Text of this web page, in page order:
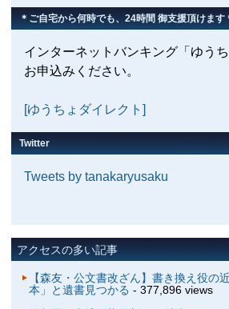
＊ご自宅から何時でも、24時間 御支援頂けます
インターネットバンキング「ゆう
お申込みください。
[ゆうちょダイレクト]
Twitter
Tweets by tanakaryusaku
アクセスの多い記事
【森友・公文書改ざん】書き換え役
本」と遺書見つかる - 377,896 views